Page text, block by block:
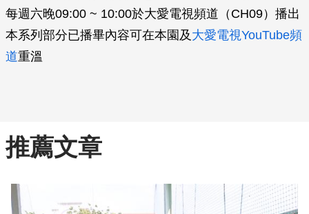
每週六晚09:00 ~ 10:00於大愛電視頻道（CH09）播出
本系列部分已播畢內容可在本園及 大愛電視YouTube頻
道重溫
推薦文章